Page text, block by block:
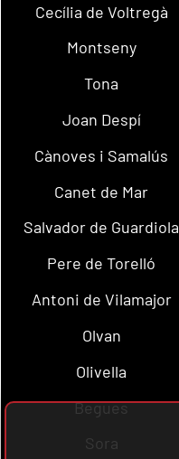
Cecília de Voltregà
Montseny
Tona
Joan Despí
Cànoves i Samalús
Canet de Mar
Salvador de Guardiola
Pere de Torelló
Antoni de Vilamajor
Olvan
Olivella
Begues
Sora